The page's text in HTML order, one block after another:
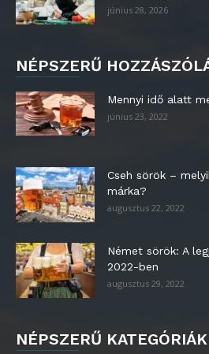
június 28, 2026
NÉPSZERŰ
Mennyi idő alatt
június 23, 2022
Cseh sörök –
márka?
augusztus 22, 2022
Német sörök: A
2022-ben
augusztus 29, 2022
NÉPSZERŰ KATEGÓRIÁK